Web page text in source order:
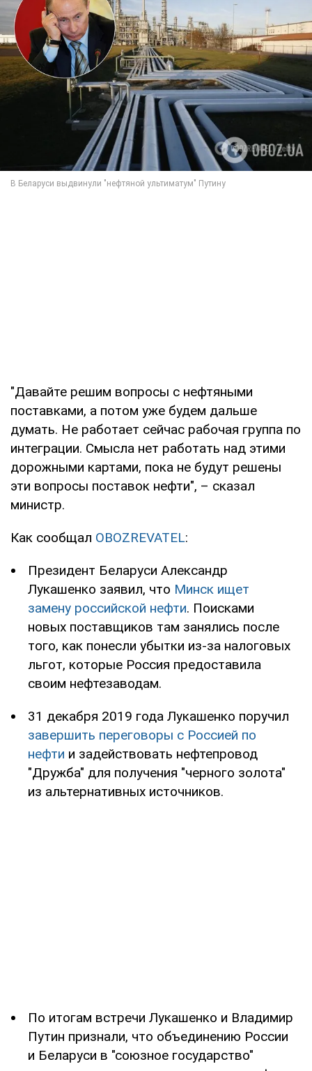
"Давайте решим вопросы с нефтяными
поставками, а потом уже будем дальше
думать. Не работает сейчас рабочая группа по
интеграции. Смысла нет работать над этими
дорожными картами, пока не будут решены
эти вопросы поставок нефти", – сказал
министр.
Как сообщал OBOZREVATEL:
Президент Беларуси Александр
Лукашенко заявил, что Минск ищет
замену российской нефти. Поисками
новых поставщиков там занялись после
того, как понесли убытки из-за налоговых
льгот, которые Россия предоставила
своим нефтезаводам.
31 декабря 2019 года Лукашенко поручил
завершить переговоры с Россией по
нефти и задействовать нефтепровод
"Дружба" для получения "черного золота"
из альтернативных источников.
По итогам встречи Лукашенко и Владимир
Путин признали, что объединению России
и Беларуси в "союзное государство"